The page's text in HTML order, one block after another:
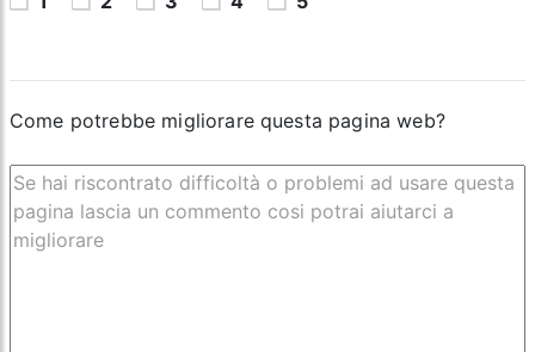
Come potrebbe migliorare questa pagina web?